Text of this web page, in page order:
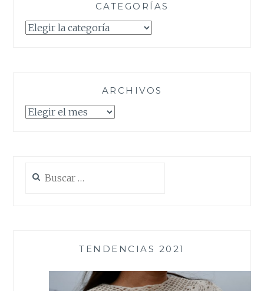
CATEGORÍAS
Categorías
ARCHIVOS
Archivos
TENDENCIAS 2021